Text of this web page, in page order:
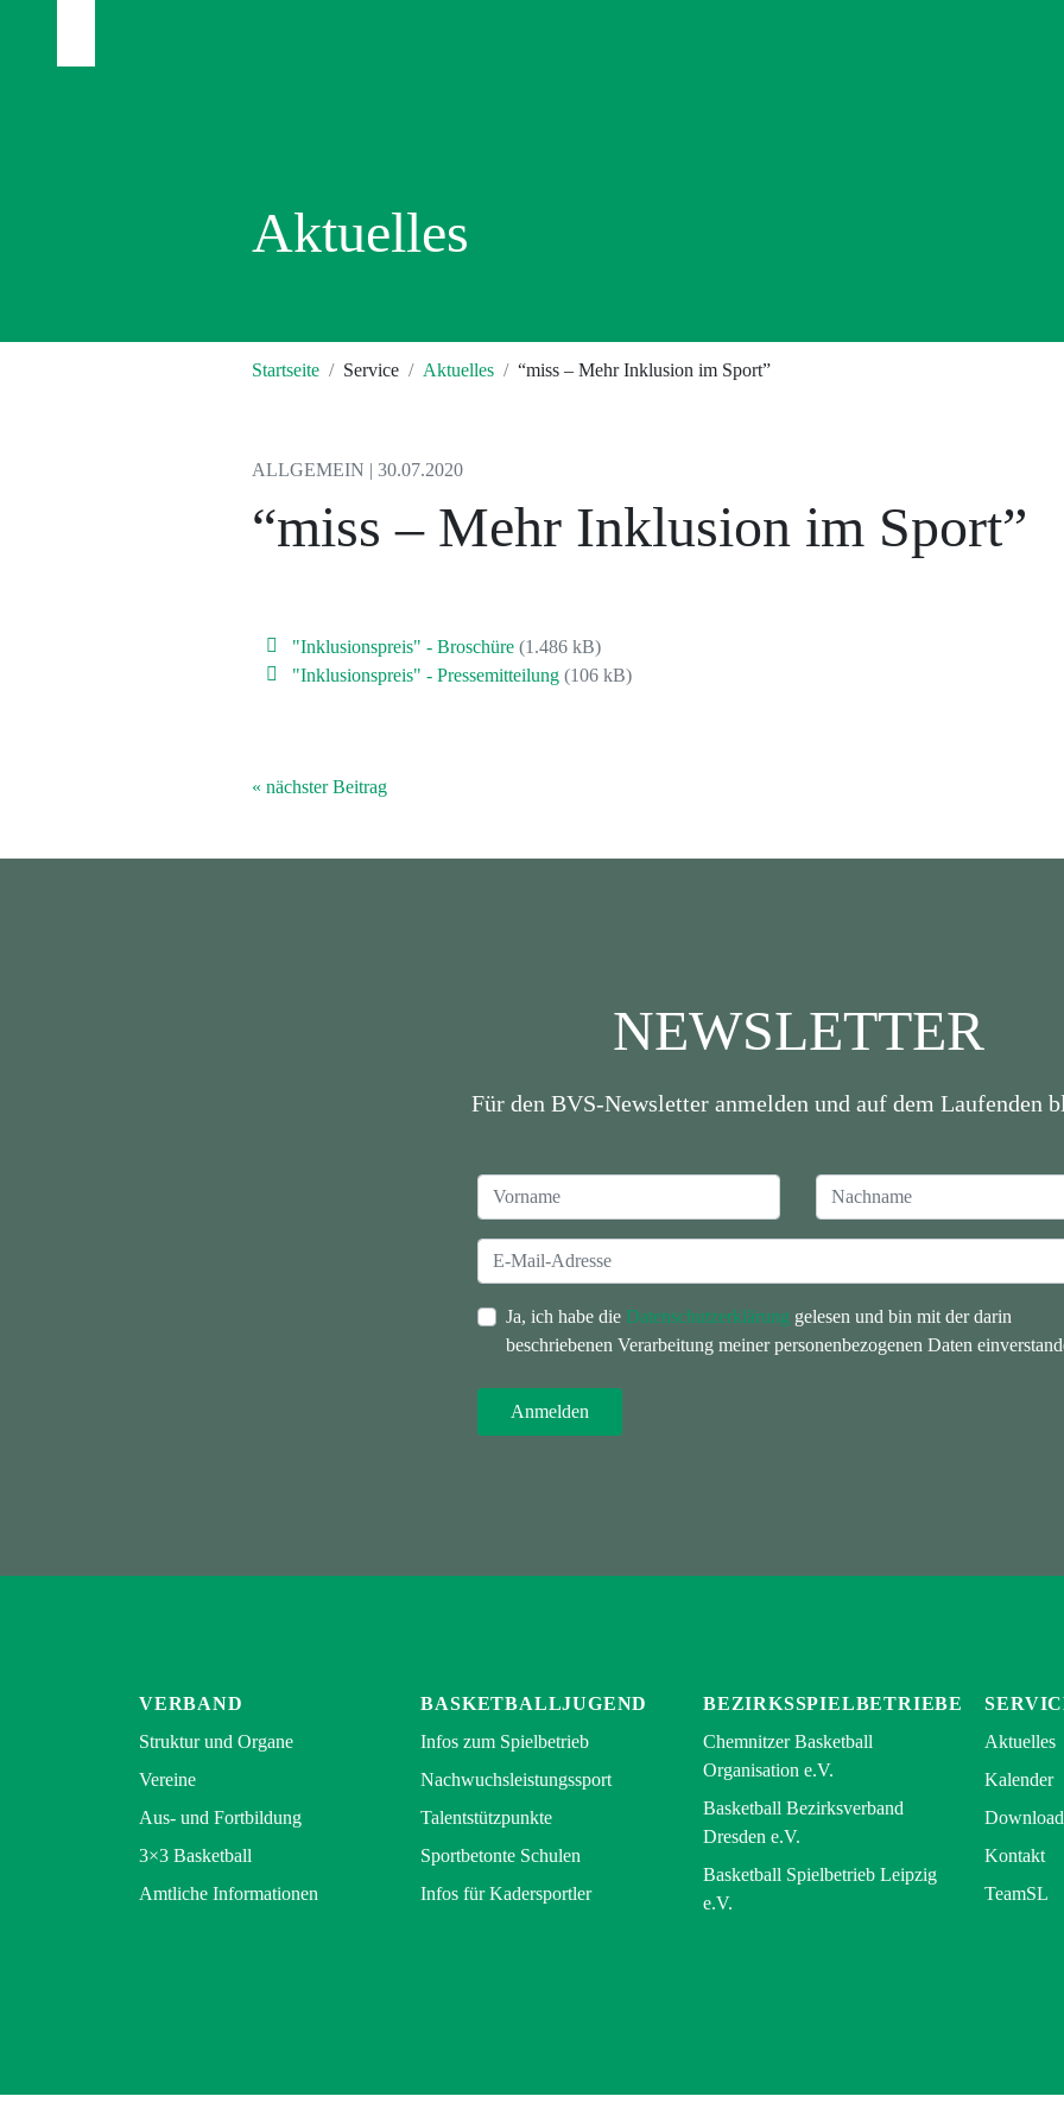
Aktuelles
Startseite Service Aktuelles “miss – Mehr Inklusion im Sport”
ALLGEMEIN | 30.07.2020
“miss – Mehr Inklusion im Sport”
"Inklusionspreis" - Broschüre (1.486 kB)
"Inklusionspreis" - Pressemitteilung (106 kB)
« nächster Beitrag
NEWSLETTER
Für den BVS-Newsletter anmelden und auf dem Laufenden
Ja, ich habe die Datenschutzerklärung gelesen und bin mit der darin
beschriebenen Verarbeitung meiner personenbezogenen Daten
VERBAND
Struktur und Organe
Vereine
Aus- und Fortbildung
3×3 Basketball
Amtliche Informationen
BASKETBALLJUGEND
Infos zum Spielbetrieb
Nachwuchsleistungssport
Talentstützpunkte
Sportbetonte Schulen
Infos für Kadersportler
BEZIRKSSPIELBETRIEBE
Chemnitzer Basketball
Organisation e.V.
Basketball Bezirksverband
Dresden e.V.
Basketball Spielbetrieb Leipzig
e.V.
Aktuelles
Kalender
Kontakt
TeamSL